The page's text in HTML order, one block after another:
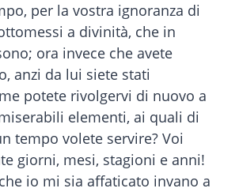
per la vostra ignoranza di
a divinità, che in
ora invece che avete
anzi da lui siete stati
potete rivolgervi di nuovo a
elementi, ai quali di
tempo volete servire? Voi
giorni, mesi, stagioni e anni!
io mi sia affaticato invano a